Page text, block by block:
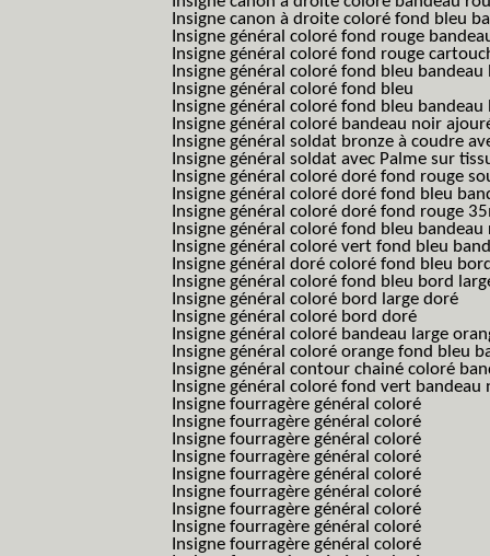
Insigne canon à droite coloré fond bleu
Insigne général coloré fond rouge
Insigne général coloré fond rouge
Insigne général coloré fond bleu bandeau
Insigne général coloré fond bleu
Insigne général coloré fond bleu bandeau
Insigne général coloré bandeau noir
Insigne général soldat bronze à coudre
Insigne général soldat avec Palme sur
Insigne général coloré doré fond rouge
Insigne général coloré doré fond bleu
Insigne général coloré doré fond rouge
Insigne général coloré fond bleu
Insigne général coloré vert fond bleu
Insigne général doré coloré fond bleu
Insigne général coloré fond bleu bord
Insigne général coloré bord large doré
Insigne général coloré bord doré
Insigne général coloré bandeau large
Insigne général coloré orange fond bleu
Insigne général contour chainé coloré
Insigne général coloré fond vert bandeau
Insigne fourragère général coloré
Insigne fourragère général coloré
Insigne fourragère général coloré
Insigne fourragère général coloré
Insigne fourragère général coloré
Insigne fourragère général coloré
Insigne fourragère général coloré
Insigne fourragère général coloré
Insigne fourragère général coloré